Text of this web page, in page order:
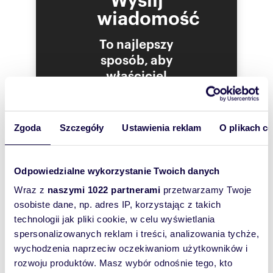
Zgoda Szczegóły Ustawienia reklam O plikach
Odpowiedzialne wykorzystanie Twoich danych
Wraz z naszymi 1022 partnerami przetwarzamy Twoje
osobiste dane, np. adres IP, korzystając z takich
technologii jak pliki cookie, w celu wyświetlania
spersonalizowanych reklam i treści, analizowania tychże,
wychodzenia naprzeciw oczekiwaniom użytkowników i
rozwoju produktów. Masz wybór odnośnie tego, kto
wiadomość
To najlepszy
sposób, aby
właściciel
szybko się z
Tobą
skontaktował!